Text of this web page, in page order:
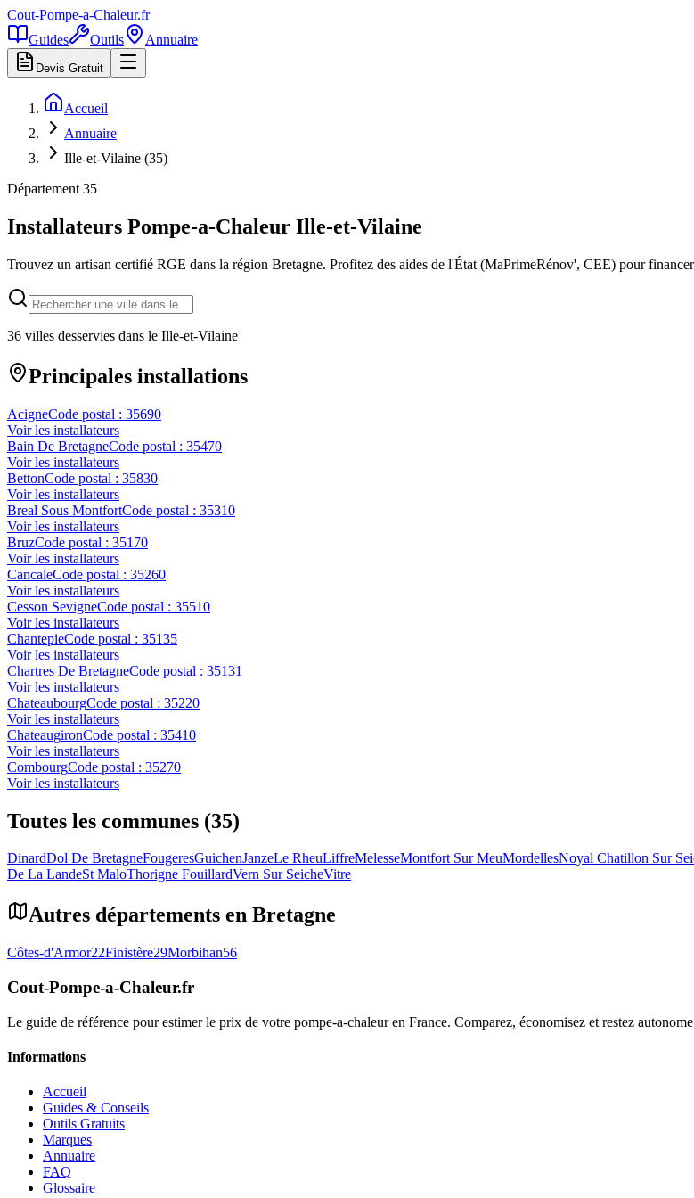
Cout-Pompe-a-Chaleur.fr
Guides
Outils Annuaire
Devis Gratuit
Accueil
Annuaire
Ille-et-Vilaine (35)
Département 35
Installateurs Pompe-a-Chaleur Ille-et-Vilaine
Trouvez un artisan certifié RGE dans la région Bretagne. Profitez des aides de l'État (MaPrimeRénov', CEE) pour
36 villes desservies dans le Ille-et-Vilaine
Principales installations
AcigneCode postal : 35690
Voir les installateurs
Bain De BretagneCode postal : 35470
Voir les installateurs
BettonCode postal : 35830
Voir les installateurs
Breal Sous MontfortCode postal : 35310
Voir les installateurs
BruzCode postal : 35170
Voir les installateurs
CancaleCode postal : 35260
Voir les installateurs
Cesson SevigneCode postal : 35510
Voir les installateurs
ChantepieCode postal : 35135
Voir les installateurs
Chartres De BretagneCode postal : 35131
Voir les installateurs
ChateaubourgCode postal : 35220
Voir les installateurs
ChateaugironCode postal : 35410
Voir les installateurs
CombourgCode postal : 35270
Voir les installateurs
Toutes les communes (35)
DinardDol De BretagneFougeresGuichenJanzeLe RheuLiffreMelesseMontfort Sur MeuMordellesNoyal Chatillon Sur
De La LandeSt MaloThorigne FouillardVern Sur SeicheVitre
Autres départements en Bretagne
Côtes-d'Armor22Finistère29Morbihan56
Cout-Pompe-a-Chaleur.fr
Le guide de référence pour estimer le prix de votre pompe-a-chaleur en France. Comparez, économisez et restez
Informations
Accueil
Guides & Conseils
Outils Gratuits
Marques
Annuaire
FAQ
Glossaire